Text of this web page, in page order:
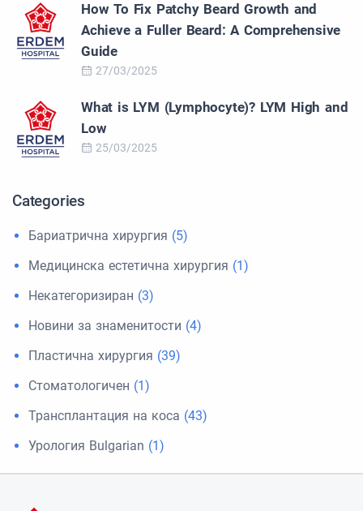
How To Fix Patchy Beard Growth and
Achieve a Fuller Beard: A Comprehensive
Guide
27/03/2025
What is LYM (Lymphocyte)? LYM High and
Low
25/03/2025
Categories
Бариатрична хирургия (5)
Медицинска естетична хирургия (1)
Некатегоризиран (3)
Новини за знаменитости (4)
Пластична хирургия (39)
Стоматологичен (1)
Трансплантация на коса (43)
Урология Bulgarian (1)